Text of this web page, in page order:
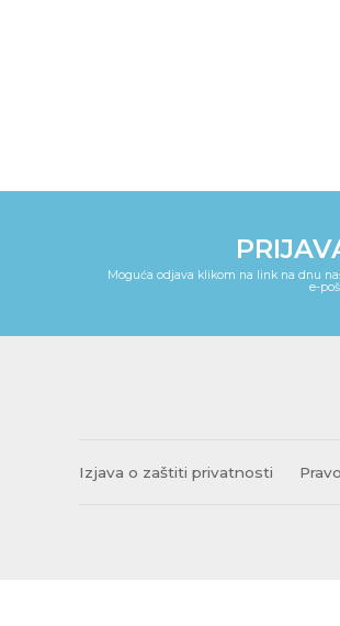
Moguća odjava klikom na link na dnu
e-
Izjava o zaštiti privatnosti